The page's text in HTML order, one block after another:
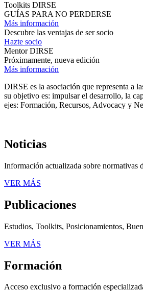
Toolkits DIRSE
GUÍAS PARA NO PERDERSE
Más información
Descubre las ventajas de ser socio
Hazte socio
Mentor DIRSE
Próximamente, nueva edición
Más información
DIRSE es la asociación que representa a
su objetivo es: impulsar el desarrollo, la
ejes: Formación, Recursos, Advocacy y
Noticias
Información actualizada sobre normativas
VER MÁS
Publicaciones
Estudios, Toolkits, Posicionamientos,
VER MÁS
Formación
Acceso exclusivo a formación